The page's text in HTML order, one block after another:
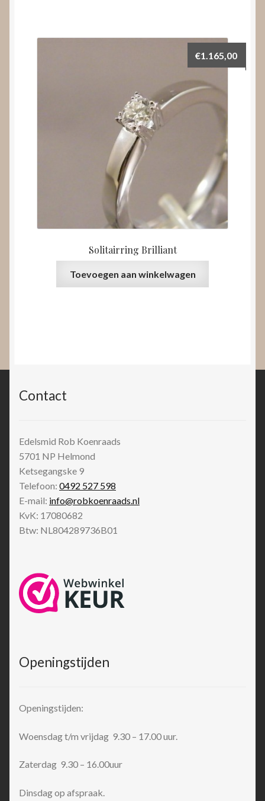
Solitairring Brilliant
€1.165,00
Toevoegen aan winkelwagen
Contact
Edelsmid Rob Koenraads
5701 NP Helmond
Ketsegangske 9
Telefoon: 0492 527 598
E-mail: info@robkoenraads.nl
KvK: 17080682
Btw: NL804289736B01
Openingstijden
Openingstijden:
Woensdag t/m vrijdag 9.30 – 17.00 uur.
Zaterdag 9.30 – 16.00uur
Dinsdag op afspraak.